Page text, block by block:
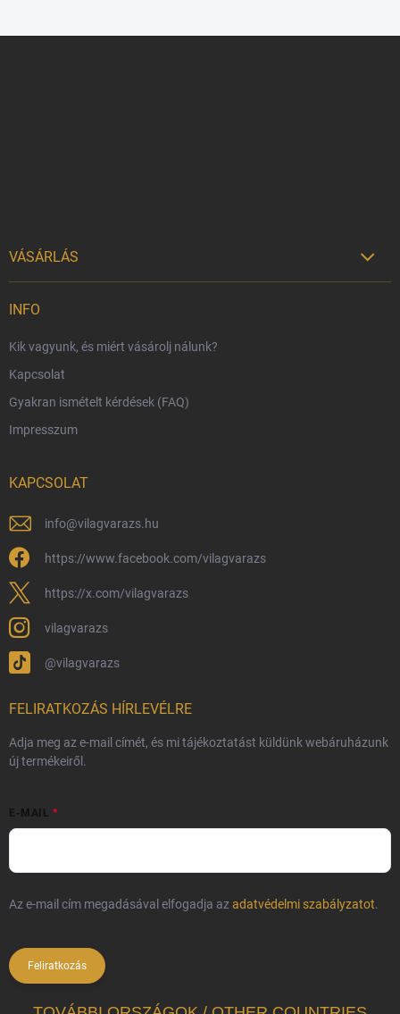
VÁSÁRLÁS 
Harry Potter bolt Magyarország
Rendelésem
Reklamáció és visszáru
Hűségprogram
Általános Szerződési Feltételek
Adatvédelmi feltételek
Védjegyek és szerzői jogok
Fémjelzés és nemesfém-tájékoztató
INFO
Kik vagyunk, és miért vásárolj nálunk?
Kapcsolat
Gyakran ismételt kérdések (FAQ)
Impresszum
KAPCSOLAT
info@vilagvarazs.hu
https://www.facebook.com/vilagvarazs
https://x.com/vilagvarazs
vilagvarazs
@vilagvarazs
FELIRATKOZÁS HÍRLEVÉLRE
Adja meg az e-mail címét, és mi tájékoztatást küldünk webáruházunk
új termékeiről.
E-MAIL
Az e-mail cím megadásával elfogadja azadatvédelmi szabályzatot.
Feliratkozás